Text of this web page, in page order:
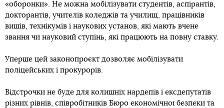
«оборонки». Не можна мобілізувати студентів, аспірантів,
докторантів, учителів коледжів та училищ, працівників
вишів, технікумів і наукових установ, які мають вчене
звання чи науковий ступінь, які працюють на повну ставку.
Уперше цей законопроєкт дозволяє мобілізувати
поліцейських і прокурорів.
Відстрочки не буде для колишніх нардепів і ексдепутатів
різних рівнів, співробітників Бюро економічної безпеки та